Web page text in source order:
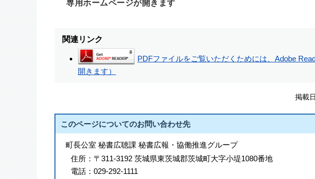
専用ホームページが開きます
関連リンク
PDFファイルをご覧いただくためには、Adobe
開きます）
掲載
このページについてのお問い合わせ先
町長公室 秘書広聴課 秘書広報・協働推進グループ
住所： 〒311-3192 茨城県東茨城郡茨城町大字小堤1080番地
電話： 029-292-1111